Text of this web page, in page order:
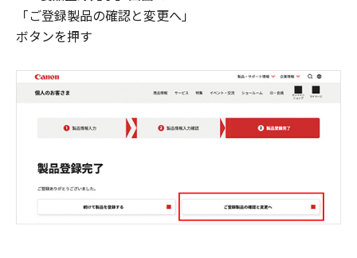
「ご登録製品の確認と変更へ」
ボタンを押す